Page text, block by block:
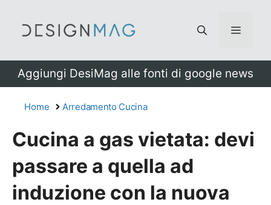
Menu
Aggiungi DesiMag alle fonti di google news
Home Arredamento Cucina
Cucina a gas vietata: devi
passare a quella ad
induzione con la nuova